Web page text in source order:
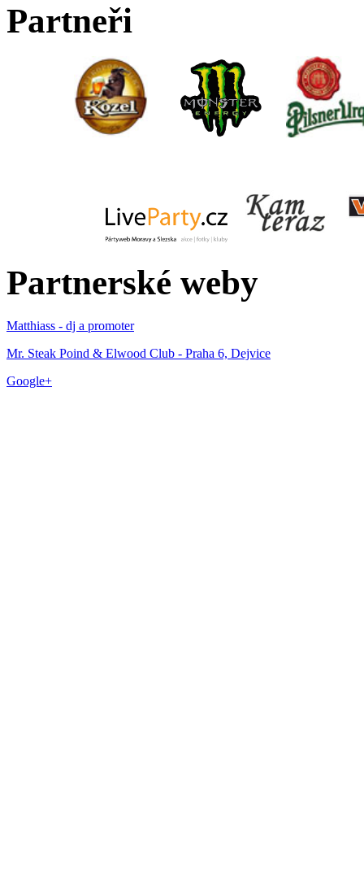
Partneři
Partnerské weby
Matthiass - dj a promoter
Mr. Steak Poind & Elwood Club - Praha 6, Dejvice
Google+